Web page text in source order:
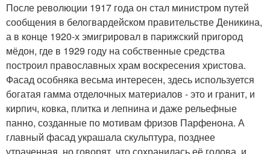
После революции 1917 года он стал министром путей
сообщения в белогвардейском правительстве Деникина,
а в конце 1920-х эмигрировал в парижский пригород
мёдон, где в 1929 году на собственные средства
построил православных храм воскресения христова.
Фасад особняка весьма интересен, здесь используется
богатая гамма отделочных материалов - это и гранит, и
кирпич, ковка, плитка и лепнина и даже рельефные
панно, созданные по мотивам фризов Парфенона. А
главный фасад украшала скульптура, позднее